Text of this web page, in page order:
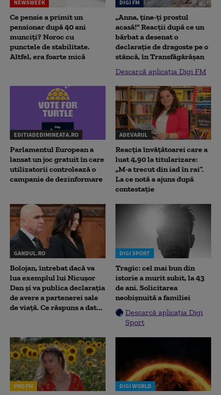
NEWSWEEK
Ce pensie a primit un
pensionar după 40 ani
munciți? Noroc cu
punctele de stabilitate.
Altfel, era foarte mică
DIGI FM
„Anna, ţine-ţi prostul
acasă!" Reacţii după ce un
bărbat a desenat o
declaraţie de dragoste pe o
stâncă, în Transfăgărăşan
Descarcă aplicația Digi FM
EDITIADEDIMINEATA.RO
Parlamentul European a
lansat un joc gratuit în care
utilizatorii controlează o
campanie de dezinformare
ADEVARUL
Reacția învățătoarei care a
luat 4,90 la titularizare:
„M-a trecut din iad în rai”.
La ce notă a ajuns după
contestație
GANDUL.RO
Bolojan, întrebat dacă va
lua exemplul lui Nicușor
Dan și va publica declarația
de avere a partenerei sale
de viață. Ce răspuns a dat...
DIGI SPORT
Tragic: cel mai bun din
istorie a murit subit, la 43
de ani. Solicitarea
neobișnuită a familiei
Descarcă aplicația Digi
Sport
PRO FM DIGI WORLD